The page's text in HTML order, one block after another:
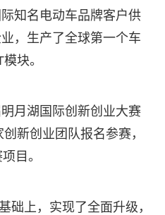
知名电动车品牌客户供
，生产了全球第一个车
块。
月湖国际创新创业大赛
新创业团队报名参赛，
目。
础上，实现了全面升级，